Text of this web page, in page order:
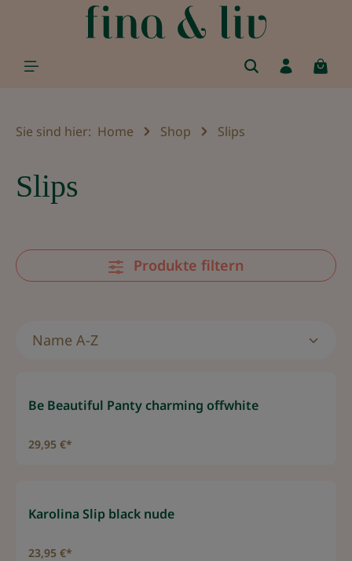
springen
Sie sind hier: Home Shop Slips
Slips
Produkte filtern
Be Beautiful Panty charming offwhite
29,95 €*
Karolina Slip black nude
23,95 €*